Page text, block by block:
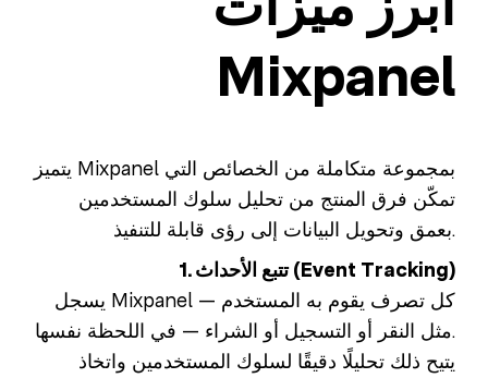
Mixpanel
يتميز Mixpanel بمجموعة متكاملة من الخصائص التي
تمكّن فرق المنتج من تحليل سلوك المستخدمين
بعمق وتحويل البيانات إلى رؤى قابلة للتنفيذ.
1. تتبع الأحداث (Event Tracking)
يسجل Mixpanel كل تصرف يقوم به المستخدم —
مثل النقر أو التسجيل أو الشراء — في اللحظة نفسها.
يتيح ذلك تحليلًا دقيقًا لسلوك المستخدمين واتخاذ